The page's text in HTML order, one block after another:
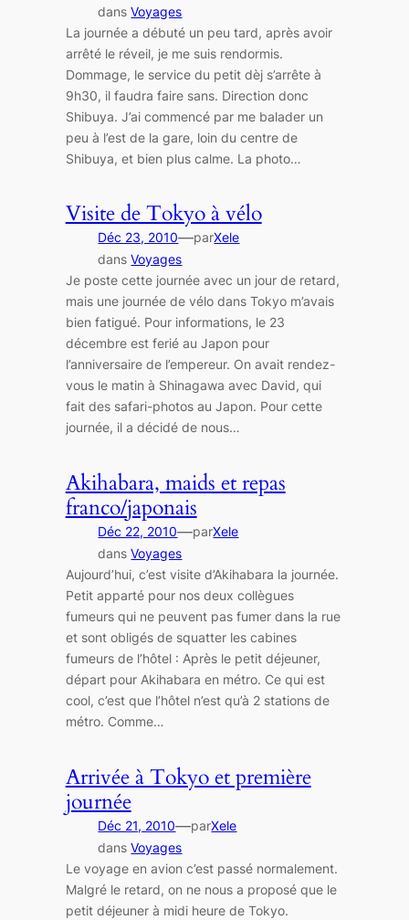
dansVoyages
La journée a débuté un peu tard, après avoir
arrêté le réveil, je me suis rendormis.
Dommage, le service du petit dèj s’arrête à
9h30, il faudra faire sans. Direction donc
Shibuya. J’ai commencé par me balader un
peu à l’est de la gare, loin du centre de
Shibuya, et bien plus calme. La photo…
Visite de Tokyo à vélo
Déc 23, 2010—parXele
dansVoyages
Je poste cette journée avec un jour de retard,
mais une journée de vélo dans Tokyo m’avais
bien fatigué. Pour informations, le 23
décembre est ferié au Japon pour
l’anniversaire de l’empereur. On avait rendez-
vous le matin à Shinagawa avec David, qui
fait des safari-photos au Japon. Pour cette
journée, il a décidé de nous…
Akihabara, maids et repas
franco/japonais
Déc 22, 2010—parXele
dansVoyages
Aujourd’hui, c’est visite d’Akihabara la journée.
Petit apparté pour nos deux collègues
fumeurs qui ne peuvent pas fumer dans la rue
et sont obligés de squatter les cabines
fumeurs de l’hôtel : Après le petit déjeuner,
départ pour Akihabara en métro. Ce qui est
cool, c’est que l’hôtel n’est qu’à 2 stations de
métro. Comme…
Arrivée à Tokyo et première
journée
Déc 21, 2010—parXele
dansVoyages
Le voyage en avion c’est passé normalement.
Malgré le retard, on ne nous a proposé que le
petit déjeuner à midi heure de Tokyo.